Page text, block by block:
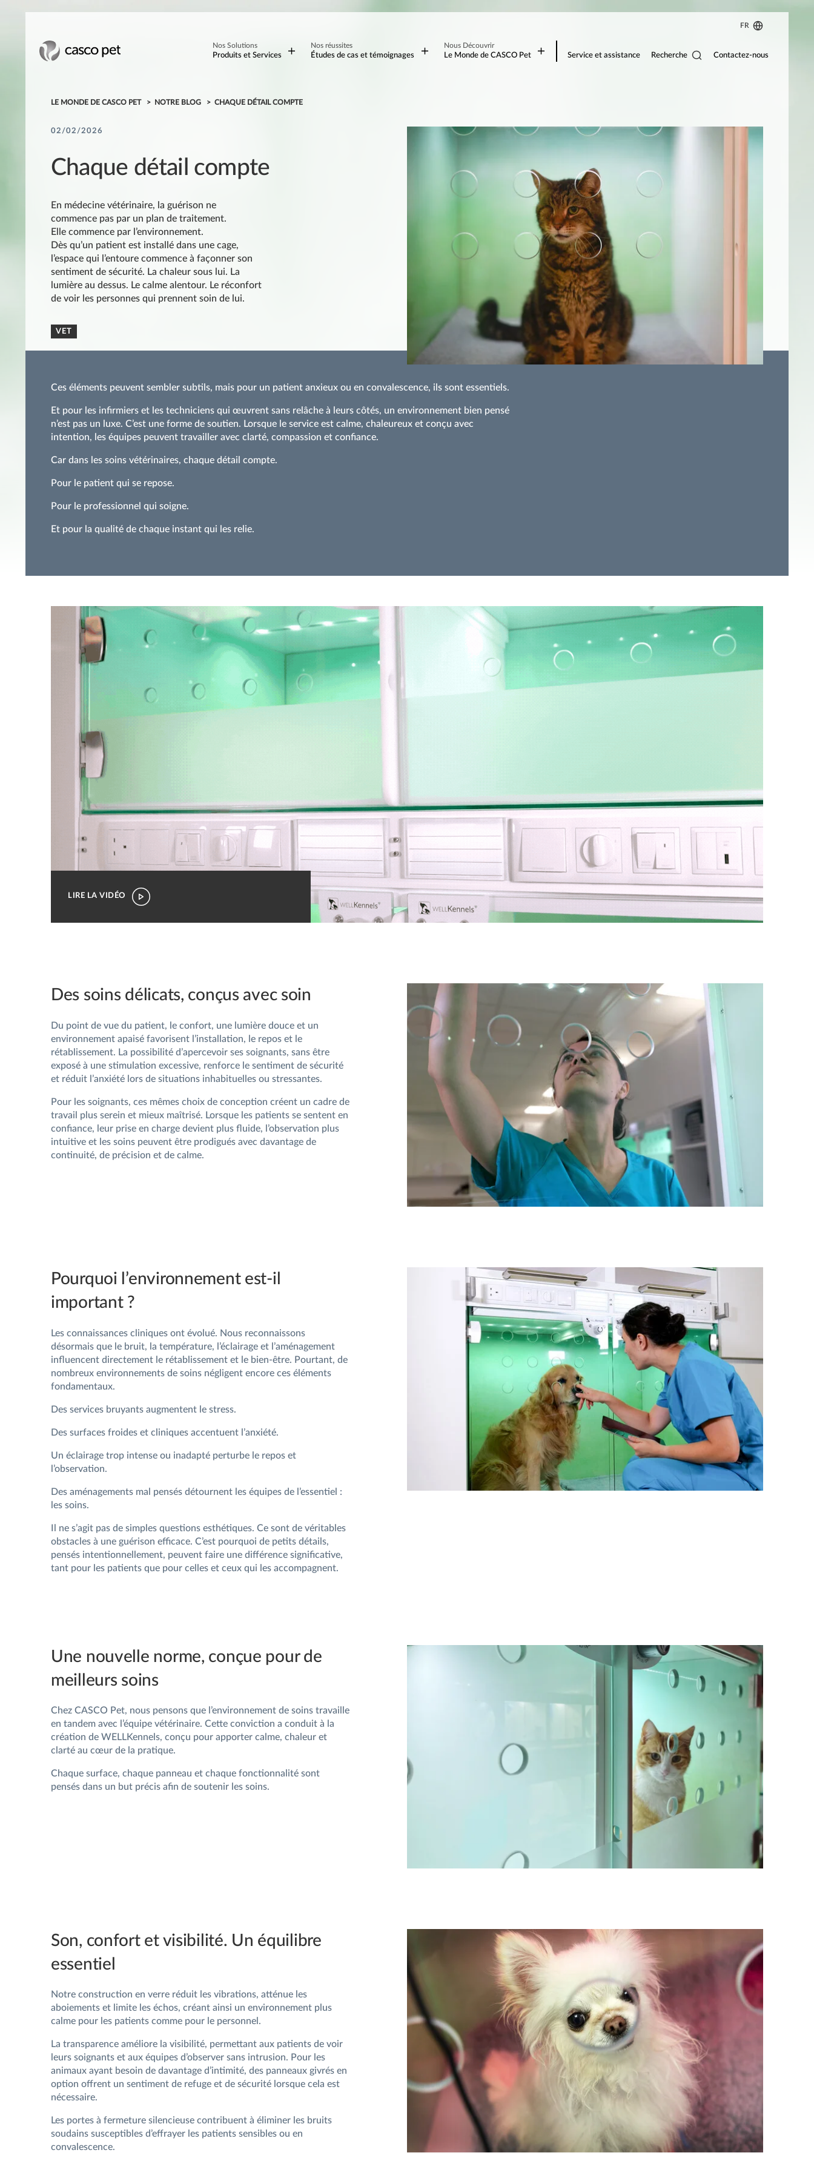
FR
Nos Solutions
Produits et Services
Nos réussites
Études de cas et témoignages
Nous Découvrir
Le Monde de CASCO Pet Service et assistance Recherche Contactez-nous
LE MONDE DE CASCO PET NOTRE BLOG CHAQUE DÉTAIL COMPTE
02/02/2026
Chaque détail compte
En médecine vétérinaire, la guérison ne
commence pas par un plan de traitement.
Elle commence par l’environnement.
Dès qu’un patient est installé dans une cage,
l’espace qui l’entoure commence à façonner son
sentiment de sécurité. La chaleur sous lui. La
lumière au dessus. Le calme alentour. Le réconfort
de voir les personnes qui prennent soin de lui.
VET
Ces éléments peuvent sembler subtils, mais pour un patient anxieux ou en convalescence, ils sont essentiels.
Et pour les infirmiers et les techniciens qui œuvrent sans relâche à leurs côtés, un environnement bien pensé
n’est pas un luxe. C’est une forme de soutien. Lorsque le service est calme, chaleureux et conçu avec
intention, les équipes peuvent travailler avec clarté, compassion et confiance.
Car dans les soins vétérinaires, chaque détail compte.
Pour le patient qui se repose.
Pour le professionnel qui soigne.
Et pour la qualité de chaque instant qui les relie.
LIRE LA VIDÉO
Des soins délicats, conçus avec soin
Du point de vue du patient, le confort, une lumière douce et un
environnement apaisé favorisent l’installation, le repos et le
rétablissement. La possibilité d’apercevoir ses soignants, sans être
exposé à une stimulation excessive, renforce le sentiment de sécurité
et réduit l’anxiété lors de situations inhabituelles ou stressantes.
Pour les soignants, ces mêmes choix de conception créent un cadre de
travail plus serein et mieux maîtrisé. Lorsque les patients se sentent en
confiance, leur prise en charge devient plus fluide, l’observation plus
intuitive et les soins peuvent être prodigués avec davantage de
continuité, de précision et de calme.
Pourquoi l’environnement est-il
important ?
Les connaissances cliniques ont évolué. Nous reconnaissons
désormais que le bruit, la température, l’éclairage et l’aménagement
influencent directement le rétablissement et le bien-être. Pourtant, de
nombreux environnements de soins négligent encore ces éléments
fondamentaux.
Des services bruyants augmentent le stress.
Des surfaces froides et cliniques accentuent l’anxiété.
Un éclairage trop intense ou inadapté perturbe le repos et
l’observation.
Des aménagements mal pensés détournent les équipes de l’essentiel :
les soins.
Il ne s’agit pas de simples questions esthétiques. Ce sont de véritables
obstacles à une guérison efficace. C’est pourquoi de petits détails,
pensés intentionnellement, peuvent faire une différence significative,
tant pour les patients que pour celles et ceux qui les accompagnent.
Une nouvelle norme, conçue pour de
meilleurs soins
Chez CASCO Pet, nous pensons que l’environnement de soins travaille
en tandem avec l’équipe vétérinaire. Cette conviction a conduit à la
création de WELLKennels, conçu pour apporter calme, chaleur et
clarté au cœur de la pratique.
Chaque surface, chaque panneau et chaque fonctionnalité sont
pensés dans un but précis afin de soutenir les soins.
Son, confort et visibilité. Un équilibre
essentiel
Notre construction en verre réduit les vibrations, atténue les
aboiements et limite les échos, créant ainsi un environnement plus
calme pour les patients comme pour le personnel.
La transparence améliore la visibilité, permettant aux patients de voir
leurs soignants et aux équipes d’observer sans intrusion. Pour les
animaux ayant besoin de davantage d’intimité, des panneaux givrés en
option offrent un sentiment de refuge et de sécurité lorsque cela est
nécessaire.
Les portes à fermeture silencieuse contribuent à éliminer les bruits
soudains susceptibles d’effrayer les patients sensibles ou en
convalescence.